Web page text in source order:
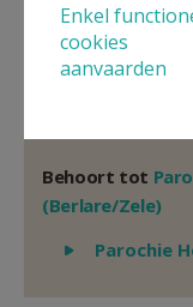
Niet gevonden
gegevens van
Behoort tot
(Berlare/Zele)
Parochie
Enkel
cookies
aanvaarden